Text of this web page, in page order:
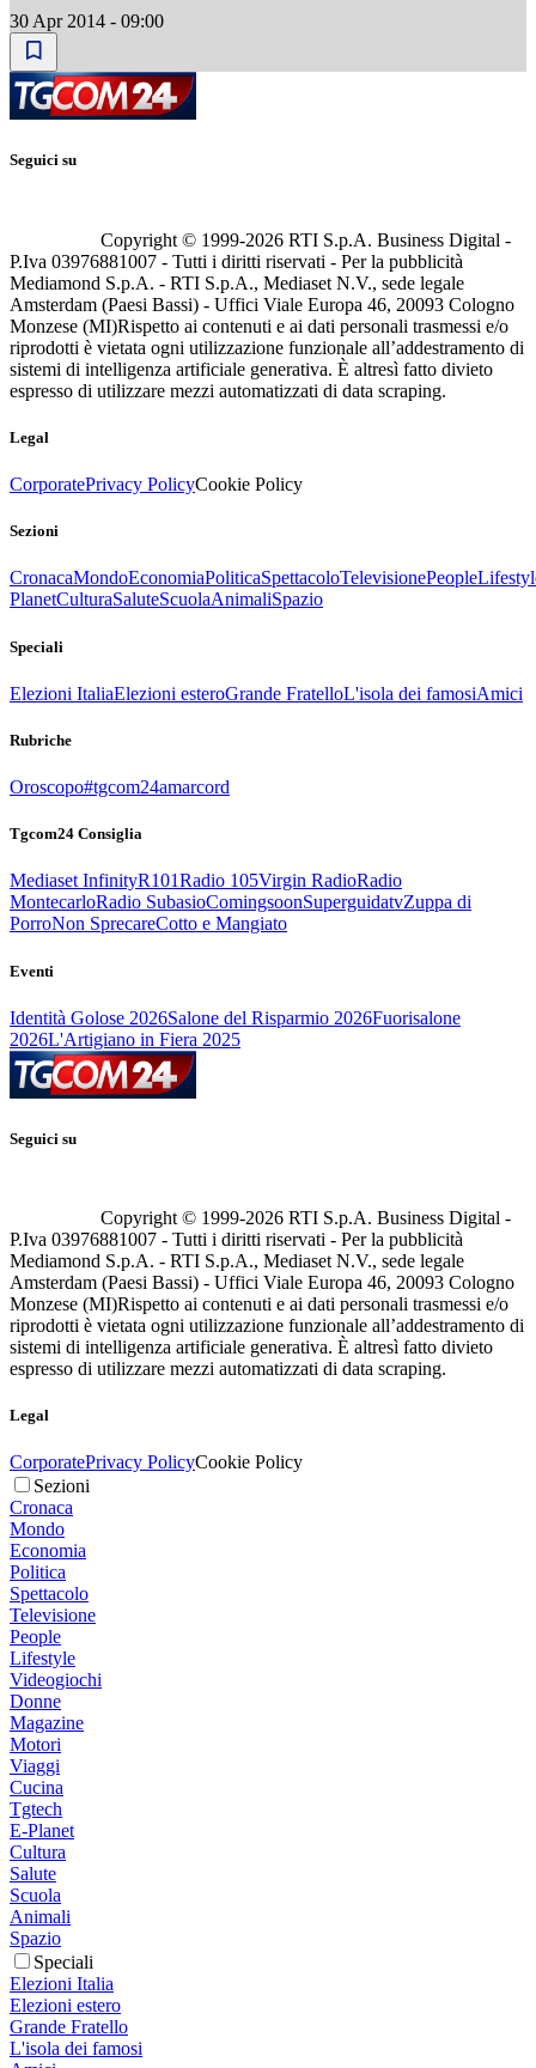
30 Apr 2014 - 09:00
Seguici su
Copyright © 1999-2026 RTI S.p.A. Business Digital -
P.Iva 03976881007 - Tutti i diritti riservati - Per la pubblicità
Mediamond S.p.A. - RTI S.p.A., Mediaset N.V., sede legale
Amsterdam (Paesi Bassi) - Uffici Viale Europa 46, 20093 Cologno
Monzese (MI)Rispetto ai contenuti e ai dati personali trasmessi e/o
riprodotti è vietata ogni utilizzazione funzionale all’addestramento di
sistemi di intelligenza artificiale generativa. È altresì fatto divieto
espresso di utilizzare mezzi automatizzati di data scraping.
Legal
CorporatePrivacy PolicyCookie Policy
Sezioni
CronacaMondoEconomiaPoliticaSpettacoloTelevisionePeople
PlanetCulturaSaluteScuolaAnimaliSpazio
Speciali
Elezioni ItaliaElezioni esteroGrande FratelloL'isola dei famosiAmici
Rubriche
Oroscopo#tgcom24amarcord
Tgcom24 Consiglia
Mediaset InfinityR101Radio 105Virgin RadioRadio
MontecarloRadio SubasioComingsoonSuperguidatvZuppa di
PorroNon SprecareCotto e Mangiato
Eventi
Identità Golose 2026Salone del Risparmio 2026Fuorisalone
2026L'Artigiano in Fiera 2025
Seguici su
Copyright © 1999-2026 RTI S.p.A. Business Digital -
P.Iva 03976881007 - Tutti i diritti riservati - Per la pubblicità
Mediamond S.p.A. - RTI S.p.A., Mediaset N.V., sede legale
Amsterdam (Paesi Bassi) - Uffici Viale Europa 46, 20093 Cologno
Monzese (MI)Rispetto ai contenuti e ai dati personali trasmessi e/o
riprodotti è vietata ogni utilizzazione funzionale all’addestramento di
sistemi di intelligenza artificiale generativa. È altresì fatto divieto
espresso di utilizzare mezzi automatizzati di data scraping.
Legal
CorporatePrivacy PolicyCookie Policy
Sezioni
Cronaca
Mondo
Economia
Politica
Spettacolo
Televisione
People
Lifestyle
Videogiochi
Donne
Magazine
Motori
Viaggi
Cucina
Tgtech
E-Planet
Cultura
Salute
Scuola
Animali
Spazio
Speciali
Elezioni Italia
Elezioni estero
Grande Fratello
L'isola dei famosi